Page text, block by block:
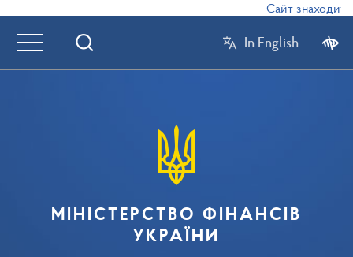
Сайт
In English
МІНІСТЕРСТВО ФІНАНСІВ
УКРАЇНИ